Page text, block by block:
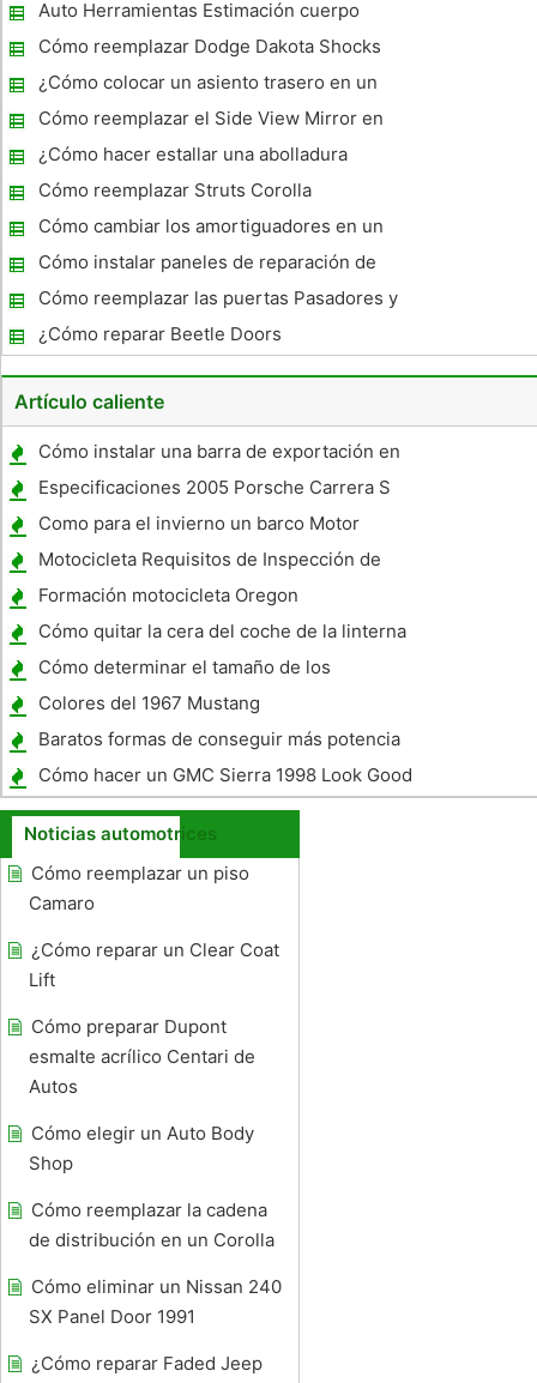
Auto Herramientas Estimación cuerpo
Cómo reemplazar Dodge Dakota Shocks
¿Cómo colocar un asiento trasero en un
Chevy Cavalier 1996
Cómo reemplazar el Side View Mirror en
una Ford Escape
¿Cómo hacer estallar una abolladura
Cómo reemplazar Struts Corolla
Cómo cambiar los amortiguadores en un
2003 Ford F150
Cómo instalar paneles de reparación de
carrocerías
Cómo reemplazar las puertas Pasadores y
bujes en un Chevy Tahoe
¿Cómo reparar Beetle Doors
Artículo caliente
Cómo instalar una barra de exportación en
un 1964 Ford Ranchero
Especificaciones 2005 Porsche Carrera S
Como para el invierno un barco Motor
Johnson
Motocicleta Requisitos de Inspección de
Seguridad
Formación motocicleta Oregon
Cómo quitar la cera del coche de la linterna
Cómo determinar el tamaño de los
neumáticos de su coche
Colores del 1967 Mustang
Baratos formas de conseguir más potencia
Cómo hacer un GMC Sierra 1998 Look Good
Noticias automotrices
Cómo reemplazar un piso
Camaro
¿Cómo reparar un Clear Coat
Lift
Cómo preparar Dupont
esmalte acrílico Centari de
Autos
Cómo elegir un Auto Body
Shop
Cómo reemplazar la cadena
de distribución en un Corolla
Cómo eliminar un Nissan 240
SX Panel Door 1991
¿Cómo reparar Faded Jeep